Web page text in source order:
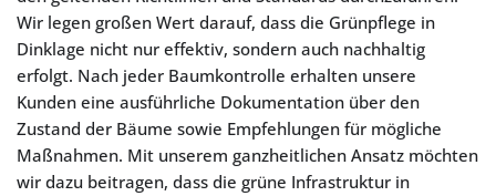
Wir legen großen Wert darauf, dass die Grünpflege in
Dinklage nicht nur effektiv, sondern auch nachhaltig
erfolgt. Nach jeder Baumkontrolle erhalten unsere
Kunden eine ausführliche Dokumentation über den
Zustand der Bäume sowie Empfehlungen für mögliche
Maßnahmen. Mit unserem ganzheitlichen Ansatz möchten
wir dazu beitragen, dass die grüne Infrastruktur in